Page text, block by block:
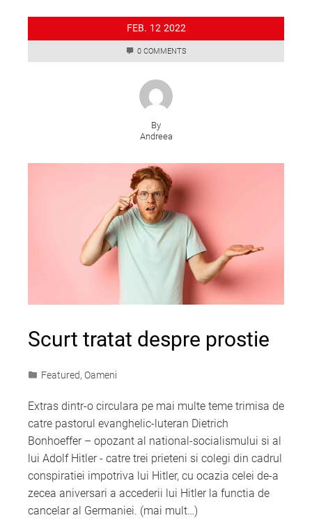
FEB. 12 2022
0 COMMENTS
By
Andreea
Scurt tratat despre prostie
Featured, Oameni
Extras dintr-o circulara pe mai multe teme trimisa de
catre pastorul evanghelic-luteran Dietrich
Bonhoeffer – opozant al national-socialismului si al
lui Adolf Hitler - catre trei prieteni si colegi din cadrul
conspiratiei impotriva lui Hitler, cu ocazia celei de-a
zecea aniversari a accederii lui Hitler la functia de
cancelar al Germaniei. (mai mult…)